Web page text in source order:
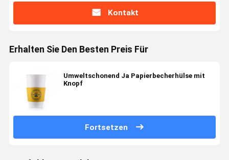
Kontakt
Erhalten Sie Den Besten Preis Für
Umweltschonend Ja Papierbecherhülse mit
Knopf
Fortsetzen